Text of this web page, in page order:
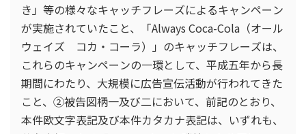
き」等の様々なキャッチフレーズによるキャンペーン
が実施されていたこと、「Always Coca-Cola（オール
ウェイズ コカ・コーラ）」のキャッチフレーズは、
これらのキャンペーンの一環として、平成五年から長
期間にわたり、大規模に広告宣伝活動が行われてきた
こと、②被告図柄一及び二において、前記のとおり、
本件欧文字表記及び本件カタカナ表記は、いずれも、